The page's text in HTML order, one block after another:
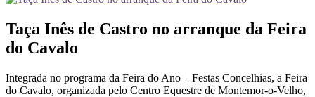
Taça Inês de Castro no arranque da Feira
do Cavalo
Integrada no programa da Feira do Ano – Festas Concelhias, a Feira
do Cavalo, organizada pelo Centro Equestre de Montemor-o-Velho,